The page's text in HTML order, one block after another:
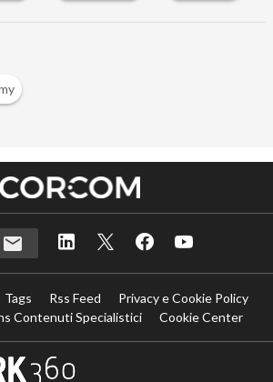
Tags Rss Feed
Privacy e Cookie Policy
Contenuti Specialistici
Cookie Center